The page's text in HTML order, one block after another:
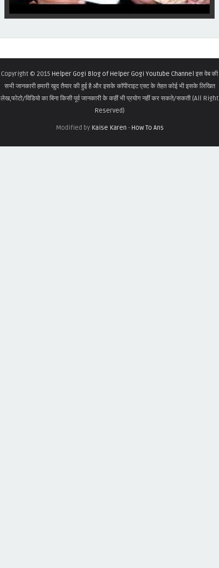
Copyright © 2015 Helper Gogi Blog of Helper Gogi Youtube Channel इस वेब की
सभी जानकारी हमारी खुद तैयार की हुई है और इसके कॉपीराइट एक्ट के तेहत कोई भी इसके लिखित
लेख,फोटो/विडियो का बिना किसी पूर्व जानकारी के कहीं भी प्रयोग नहीं कर सकते/सकती (All Right
Reserved)
Modified by Kaise Karen -How To Ans